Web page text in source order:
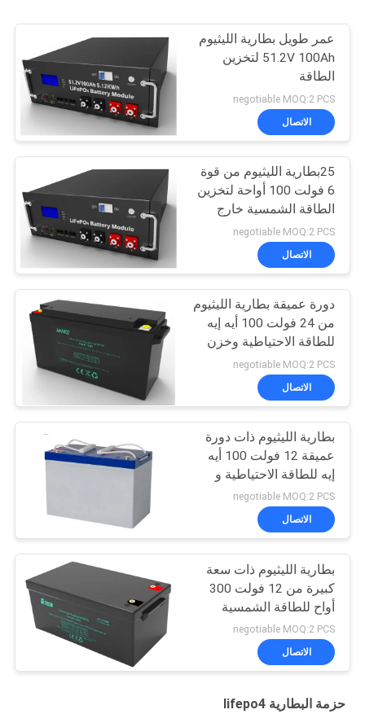
عمر طويل بطارية الليثيوم
51.2V 100Ah لتخزين
الطاقة
negotiable MOQ:2 PCS
الاتصال
25بطارية الليثيوم من قوة
6 فولت 100 أواحة لتخزين
الطاقة الشمسية خارج
الشبكة
negotiable MOQ:2 PCS
الاتصال
دورة عميقة بطارية الليثيوم
من 24 فولت 100 أيه إيه
للطاقة الاحتياطية وخزن
الطاقة
negotiable MOQ:2 PCS
الاتصال
بطارية الليثيوم ذات دورة
عميقة 12 فولت 100 أيه
إيه للطاقة الاحتياطية و
تخزين الطاقة
negotiable MOQ:2 PCS
الاتصال
بطارية الليثيوم ذات سعة
كبيرة من 12 فولت 300
أواح للطاقة الشمسية
والطاقة الاحتياطية
negotiable MOQ:2 PCS
الاتصال
حزمة البطارية lifepo4